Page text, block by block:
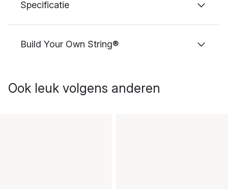
Specificatie
Build Your Own String®
Ook leuk volgens anderen